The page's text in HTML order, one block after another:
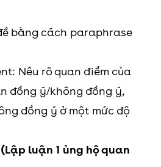
bằng cách paraphrase
Nêu rõ quan điểm của
đồng ý/không đồng ý,
đồng ý ở một mức độ
luận 1 ủng hộ quan